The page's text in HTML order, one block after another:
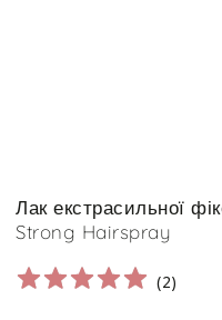
Лак екстрасильної
Strong Hairspray
(2)